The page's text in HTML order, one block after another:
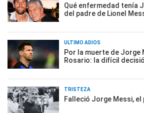
Qué enfermedad tenía
del padre de Lionel
ÚLTIMO ADIÓS
Por la muerte de Jorge
Rosario: la difícil
TRISTEZA
Falleció Jorge Messi, el